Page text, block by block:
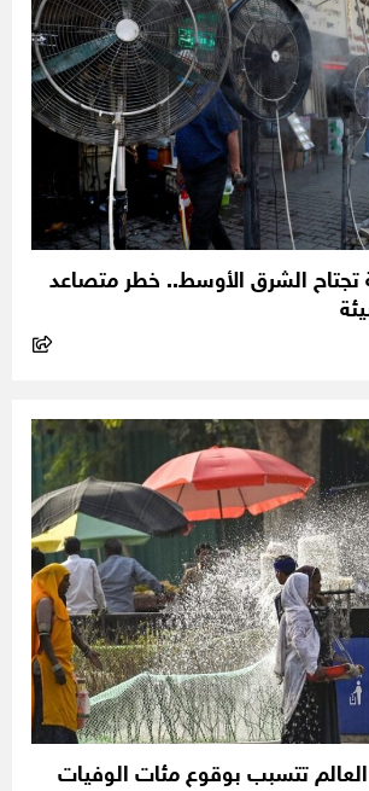
تجتاح الشرق الأوسط.. خطر متصاعد
تتسبب بوقوع مئات الوفيات